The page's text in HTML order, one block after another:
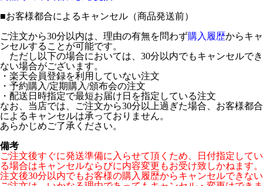
■お客様都合によるキャンセル（商品発送前）
ご注文から30分以内は、理由の有無を問わず購入履歴からキャ
ンセルすることが可能です。
ただし以下の場合においては、30分以内でもキャンセルでき
ない場合がございます。
・楽天会員登録を利用していない注文
・予約購入/定期購入/頒布会の注文
・配送日時指定で最短お届け日を指定している注文
なお、当店では、ご注文から30分以上過ぎた場合、お客様都合
によるキャンセルは承っておりません。
あらかじめご了承ください。
備考
ご注文後すぐに発送準備に入らせて頂くため、日付指定してい
る場合はキャンセルならびに内容変更もお受け致しかねます。
注文後30分以内でもお客様の購入履歴からキャンセルできない